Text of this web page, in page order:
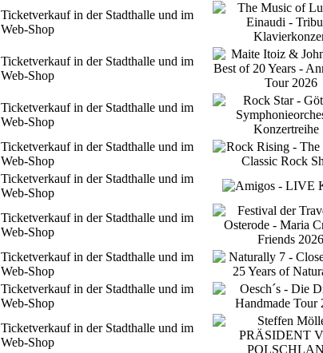
Ticketverkauf in der Stadthalle und im
Web-Shop
Ticketverkauf in der Stadthalle und im
Web-Shop
Ticketverkauf in der Stadthalle und im
Web-Shop
Ticketverkauf in der Stadthalle und im
Web-Shop
Ticketverkauf in der Stadthalle und im
Web-Shop
Ticketverkauf in der Stadthalle und im
Web-Shop
Ticketverkauf in der Stadthalle und im
Web-Shop
Ticketverkauf in der Stadthalle und im
Web-Shop
Ticketverkauf in der Stadthalle und im
Web-Shop